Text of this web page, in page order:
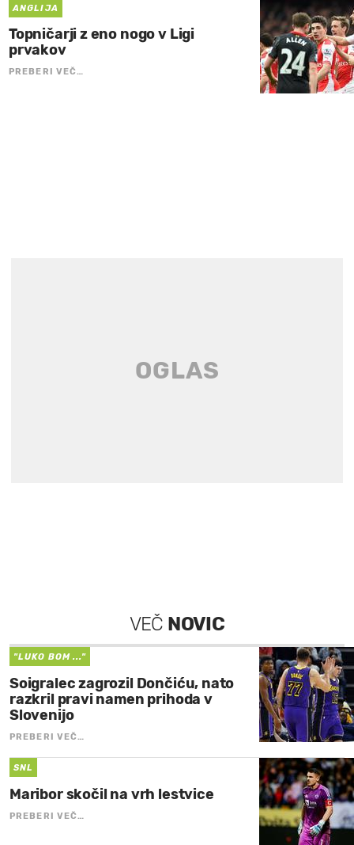
ANGLIJA
Topničarji z eno nogo v Ligi
prvakov
PREBERI VEČ…
VEČ NOVIC
"LUKO BOM ..."
Soigralec zagrozil Dončiću, nato
razkril pravi namen prihoda v
Slovenijo
PREBERI VEČ…
SNL
Maribor skočil na vrh lestvice
PREBERI VEČ…